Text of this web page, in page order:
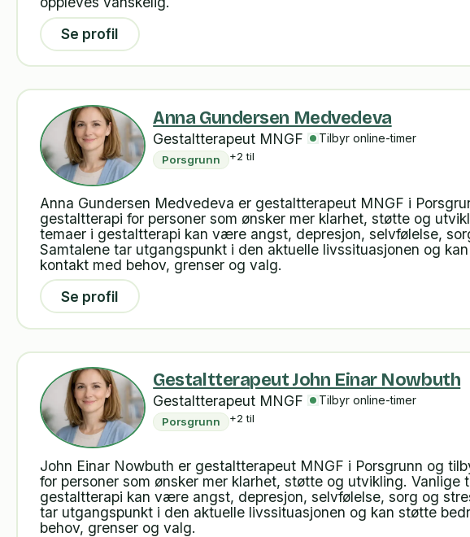
Se profil
Anna Gundersen Medvedeva
Gestaltterapeut MNGF Tilbyr online-timer
Porsgrunn +2 til
Anna Gundersen Medvedeva er gestaltterapeut MNGF i
gestaltterapi for personer som ønsker mer klarhet, støtte og
temaer i gestaltterapi kan være angst, depresjon, selvfølelse,
Samtalene tar utgangspunkt i den aktuelle livssituasjonen og
kontakt med behov, grenser og valg.
Se profil
Gestaltterapeut John Einar Nowbuth
Gestaltterapeut MNGF Tilbyr online-timer
Porsgrunn +2 til
John Einar Nowbuth er gestaltterapeut MNGF i Porsgrunn og
for personer som ønsker mer klarhet, støtte og utvikling. Vanlige
gestaltterapi kan være angst, depresjon, selvfølelse, sorg og
tar utgangspunkt i den aktuelle livssituasjonen og kan støtte
behov, grenser og valg.